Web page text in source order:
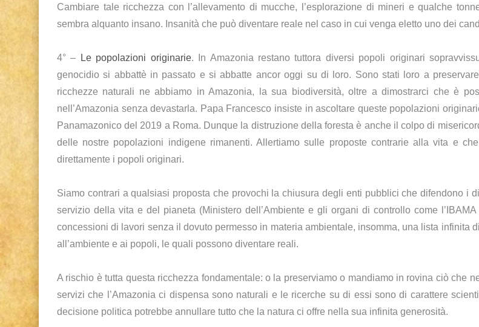
Cambiare tale ricchezza con l’allevamento di mucche, l’esplorazione di mineri e qualche
sembra alquanto insano. Insanità che può diventare reale nel caso in cui venga eletto uno dei
4° – Le popolazioni originarie. In Amazonia restano tuttora diversi popoli originari
genocidio si abbattè in passato e si abbatte ancor oggi su di loro. Sono stati loro a
ricchezze naturali ne abbiamo in Amazonia, la sua biodiversità, oltre a dimostrarci che è
nell’Amazonia senza devastarla. Papa Francesco insiste in ascoltare queste popolazioni
Panamazonico del 2019 a Roma. Dunque la distruzione della foresta è anche il colpo di
delle nostre popolazioni indigene rimanenti. Allertiamo sulle proposte contrarie alla vita e
direttamente i popoli originari.
Siamo contrari a qualsiasi proposta che provochi la chiusura degli enti pubblici che difendono i
servizio della vita e del pianeta (Ministero dell’Ambiente e gli organi di controllo come l’IBAMA
concessioni di lavori senza il dovuto permesso in materia ambientale, insomma, una lista infinita
all’ambiente e ai popoli, le quali possono diventare reali.
A rischio è tutta questa ricchezza fondamentale: o la preserviamo o mandiamo in rovina ciò che
servizi che l’Amazonia ci dispensa sono naturali e le ricerche su di essi sono di carattere
decisione politica potrebbe annullare tutto che la natura ci offre nella sua infinita generosità.